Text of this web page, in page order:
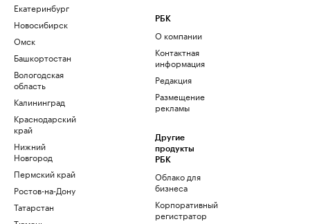
Екатеринбург
Новосибирск
Омск
Башкортостан
Вологодская
область
Калининград
Краснодарский
край
Нижний
Новгород
Пермский край
Ростов-на-Дону
Татарстан
РБК
О компании
Контактная
информация
Редакция
Размещение
рекламы
Другие
продукты
РБК
Облако для
бизнеса
Корпоративный
регистратор